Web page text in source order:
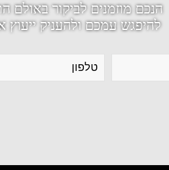
הנכם מוזמנים לביקור באולם
להיפגש עמכם ולהעניק ייעוץ